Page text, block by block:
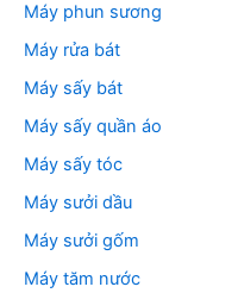
Máy phun sương
Máy rửa bát
Máy sấy bát
Máy sấy quần áo
Máy sấy tóc
Máy sưởi dầu
Máy sưởi gốm
Máy tăm nước